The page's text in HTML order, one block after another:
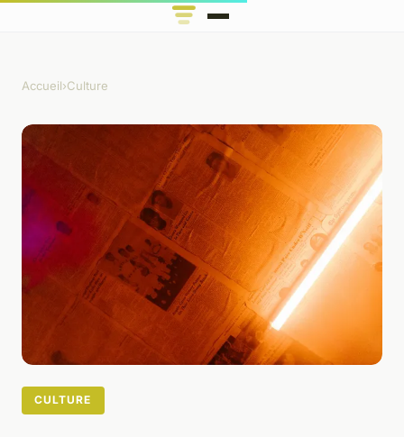
Accueil›Culture
CULTURE